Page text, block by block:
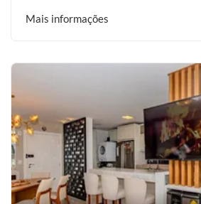
Mais informações